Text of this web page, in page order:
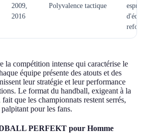
2009,
2016
Polyvalence tactique
la compétition intense qui caractérise le
équipe présente des atouts et des
leur stratégie et leur performance
Le format du handball, exigeant à la
que les championnats restent serrés,
pour les fans.
PERFEKT pour Homme